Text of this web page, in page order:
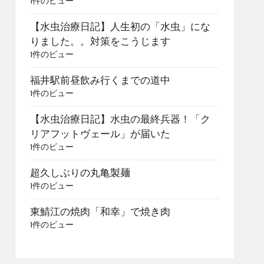
【水虫治療日記】人生初の「水虫」にな
りました。。対策をこうじます
1件のビュー
福井駅前昼飲み行くまでの道中
1件のビュー
【水虫治療日記】水虫の最終兵器！「ク
リアフットヴェール」が届いた
1件のビュー
超久しぶりの丸亀製麺
1件のビュー
東鯖江の焼肉「和幸」で焼き肉
1件のビュー